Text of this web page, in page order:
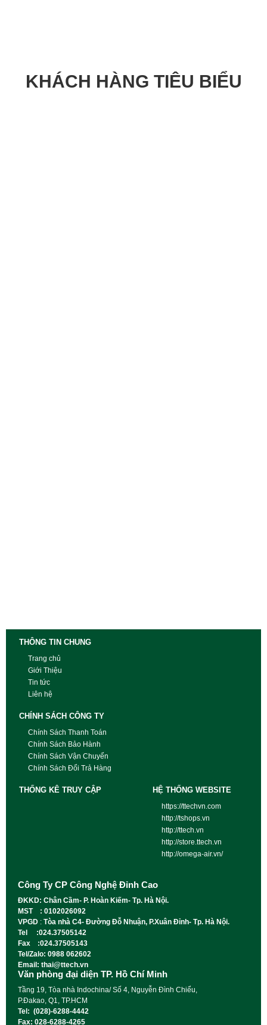
KHÁCH HÀNG TIÊU BIỂU
THÔNG TIN CHUNG
Trang chủ
Giới Thiệu
Tin tức
Liên hệ
CHÍNH SÁCH CÔNG TY
Chính Sách Thanh Toán
Chính Sách Bảo Hành
Chính Sách Vận Chuyển
Chính Sách Đổi Trả Hàng
THỐNG KÊ TRUY CẬP HỆ THỐNG WEBSITE
https://ttechvn.com
http://tshops.vn
http://ttech.vn
http://store.ttech.vn
http://omega-air.vn/
Công Ty CP Công Nghệ Đỉnh Cao
ĐKKD: Chân Cầm- P. Hoàn Kiếm- Tp. Hà Nội.
MST : 0102026092
VPGD : Tòa nhà C4- Đường Đỗ Nhuận, P.Xuân Đỉnh- Tp. Hà Nội.
Tel :024.37505142
Fax :024.37505143
Tel/Zalo: 0988 062602
Email: thai@ttech.vn
Văn phòng đại diện TP. Hồ Chí Minh
Tầng 19, Tòa nhà Indochina/ Số 4, Nguyễn Đình Chiểu,
P.Đakao, Q1, TP.HCM
Tel: (028)-6288-4442
Fax: 028-6288-4265